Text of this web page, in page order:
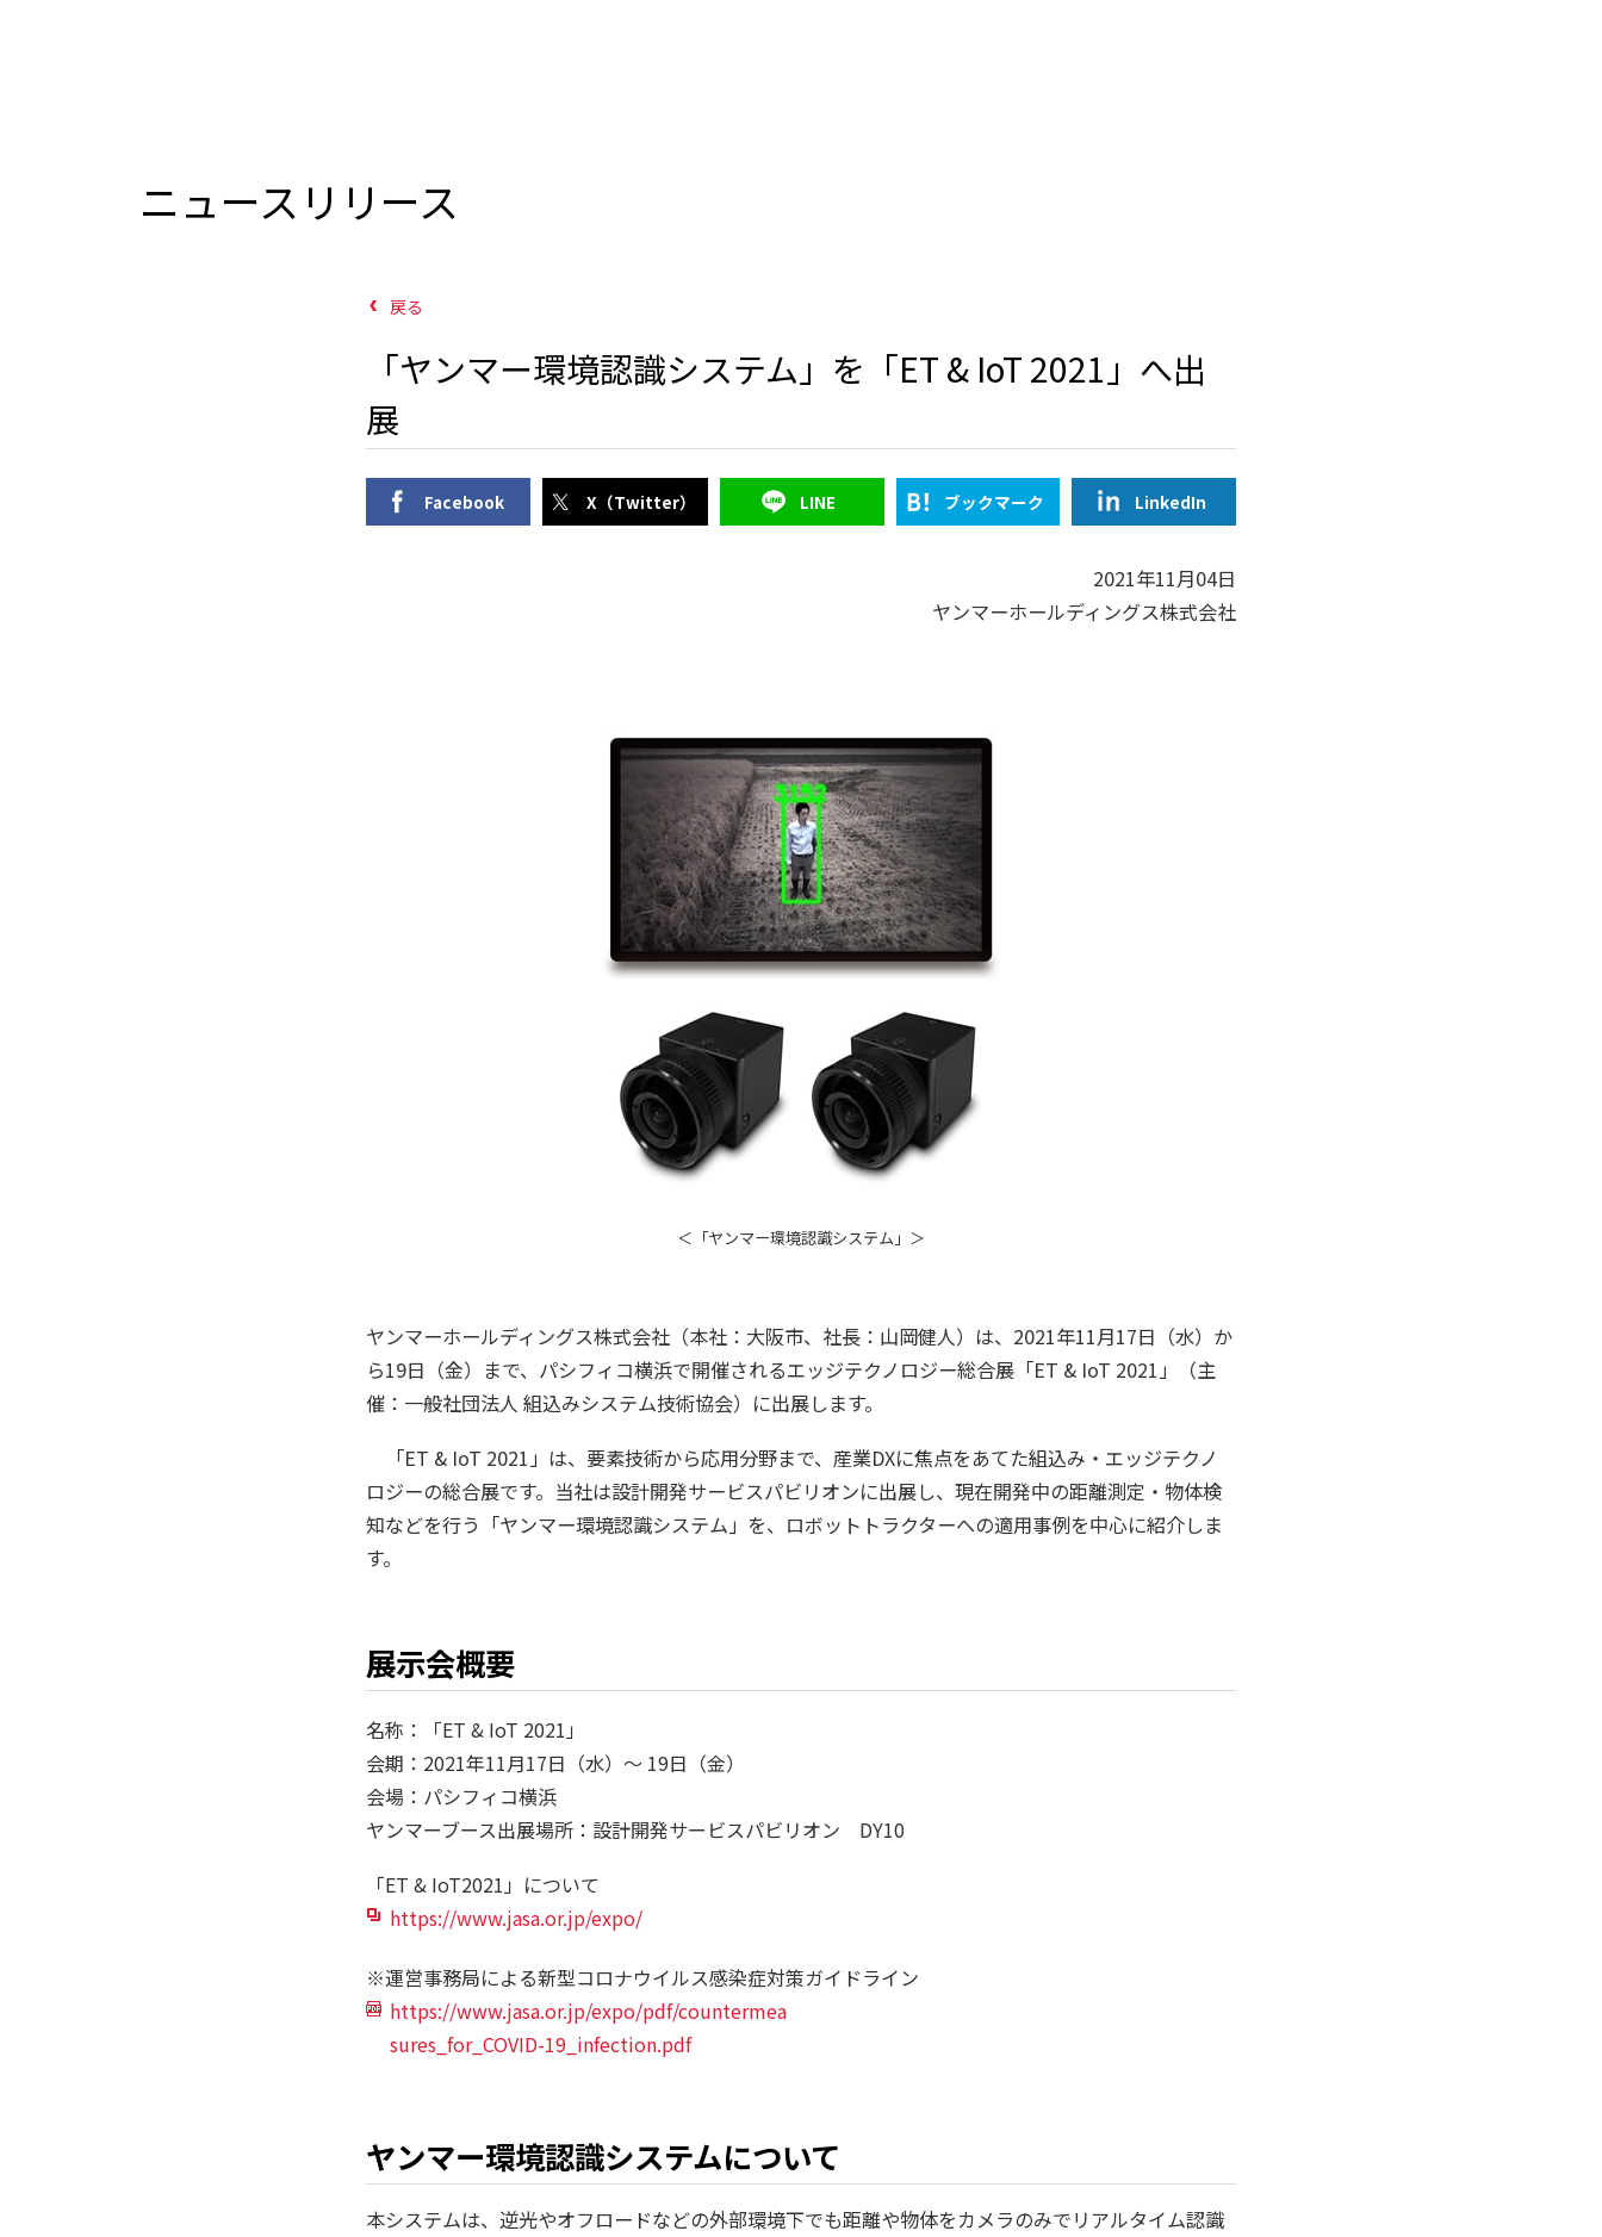
ニュースリリース
戻る
「ヤンマー環境認識システム」を「ET & IoT 2021」へ出
展
Facebook X（Twitter） LINE ブックマーク LinkedIn
2021年11月04日
ヤンマーホールディングス株式会社
＜「ヤンマー環境認識システム」＞
ヤンマーホールディングス株式会社（本社：大阪市、社長：山岡健人）は、2021年11月17日（水）か
ら19日（金）まで、パシフィコ横浜で開催されるエッジテクノロジー総合展「ET & IoT 2021」（主
催：一般社団法人 組込みシステム技術協会）に出展します。
「ET & IoT 2021」は、要素技術から応用分野まで、産業DXに焦点をあてた組込み・エッジテクノ
ロジーの総合展です。当社は設計開発サービスパビリオンに出展し、現在開発中の距離測定・物体検
知などを行う「ヤンマー環境認識システム」を、ロボットトラクターへの適用事例を中心に紹介しま
す。
展示会概要
名称：「ET & IoT 2021」
会期：2021年11月17日（水）～ 19日（金）
会場：パシフィコ横浜
ヤンマーブース出展場所：設計開発サービスパビリオン DY10
「ET & IoT2021」について
https://www.jasa.or.jp/expo/
※運営事務局による新型コロナウイルス感染症対策ガイドライン
https://www.jasa.or.jp/expo/pdf/countermea
sures_for_COVID-19_infection.pdf
ヤンマー環境認識システムについて
本システムは、逆光やオフロードなどの外部環境下でも距離や物体をカメラのみでリアルタイム認識